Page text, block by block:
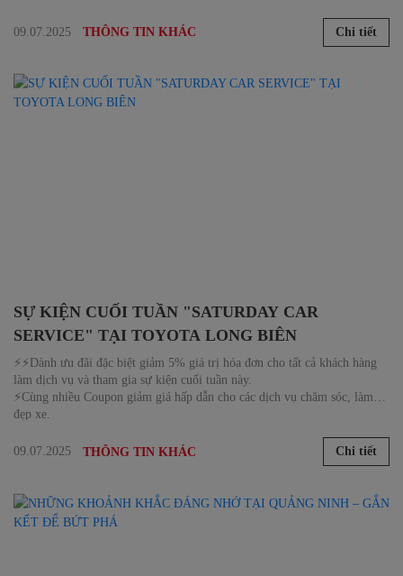
09.07.2025 THÔNG TIN KHÁC Chi tiết
SỰ KIỆN CUỐI TUẦN "SATURDAY CAR
SERVICE" TẠI TOYOTA LONG BIÊN
⚡⚡Dành ưu đãi đặc biệt giảm 5% giá trị hóa đơn cho tất cả khách hàng
làm dịch vụ và tham gia sự kiện cuối tuần này.
⚡Cùng nhiều Coupon giảm giá hấp dẫn cho các dịch vụ chăm sóc, làm
đẹp xe.
09.07.2025 THÔNG TIN KHÁC Chi tiết